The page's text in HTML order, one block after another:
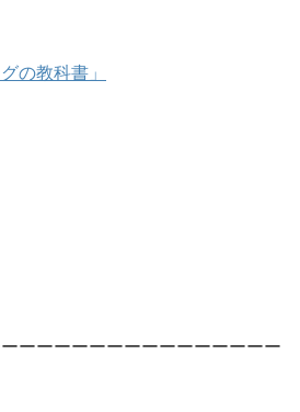
の教科書」
ーーーーーーーーーーーーーーー